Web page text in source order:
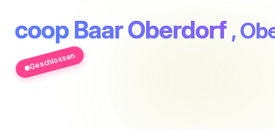
coop Baar Oberdorf ,
Geschlossen